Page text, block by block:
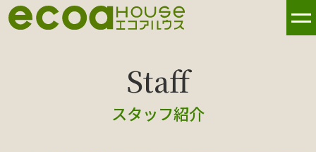
スタッフ紹介